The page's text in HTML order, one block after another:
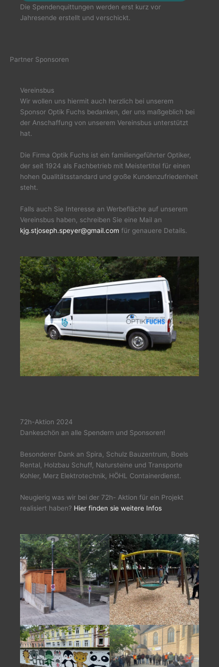
Die Spendenquittungen werden erst kurz vor
Jahresende erstellt und verschickt.
Partner Sponsoren
Vereinsbus
Wir wollen uns hiermit auch herzlich bei unserem
Sponsor Optik Fuchs bedanken, der uns maßgeblich bei
der Anschaffung von unserem Vereinsbus unterstützt
hat.
Die Firma Optik Fuchs ist ein familiengeführter Optiker,
der seit 1924 als Fachbetrieb mit Meistertitel für einen
hohen Qualitätsstandard und große Kundenzufriedenheit
steht.
Falls auch Sie Interesse an Werbefläche auf unserem
Vereinsbus haben, schreiben Sie eine Mail an
kjg.stjoseph.speyer@gmail.com für genauere Details.
72h-Aktion 2024
Dankeschön an alle Spendern und Sponsoren!
Besonderer Dank an Spira, Schulz Bauzentrum, Boels
Rental, Holzbau Schuff, Natursteine und Transporte
Kohler, Merz Elektrotechnik, HÖHL Containerdienst.
Neugierig was wir bei der 72h- Aktion für ein Projekt
realisiert haben? Hier finden sie weitere Infos